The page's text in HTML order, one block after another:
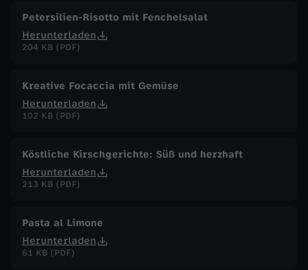
r
2
0
2
4
Petersilien-Risotto mit Fenchelsalat
Herunterladen
204 KB (PDF)
Kreative Focaccia mit Gemüse
Herunterladen
102 KB (PDF)
Köstliche Kirschgerichte: Süß und herzhaft
Herunterladen
213 KB (PDF)
Pasta al Limone
Herunterladen
61 KB (PDF)